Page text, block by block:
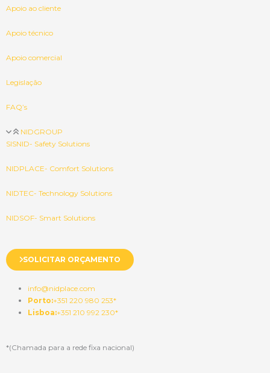
Apoio ao cliente
Apoio técnico
Apoio comercial
Legislação
FAQ’s
NIDGROUP
SISNID- Safety Solutions
NIDPLACE- Comfort Solutions
NIDTEC- Technology Solutions
NIDSOF- Smart Solutions
SOLICITAR ORÇAMENTO
info@nidplace.com
Porto:+351 220 980 253*
Lisboa:+351 210 992 230*
*(Chamada para a rede fixa nacional)